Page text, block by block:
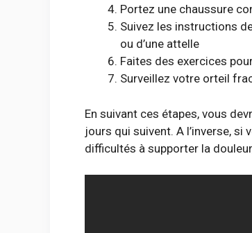
Portez une chaussure
Suivez les instructions
ou d’une attelle
Faites des exercices
Surveillez votre orteil
En suivant ces étapes, vous
jours qui suivent. A l’inverse,
difficultés à supporter la